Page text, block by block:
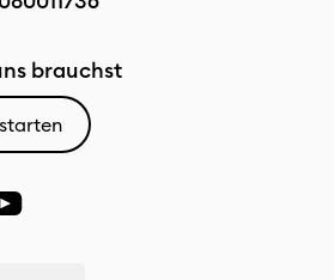
brauchst